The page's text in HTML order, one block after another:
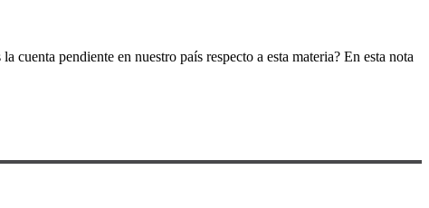
pendiente en nuestro país respecto a esta materia? En esta nota